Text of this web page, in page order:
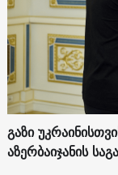
გაზი
აზერბაიჯანის